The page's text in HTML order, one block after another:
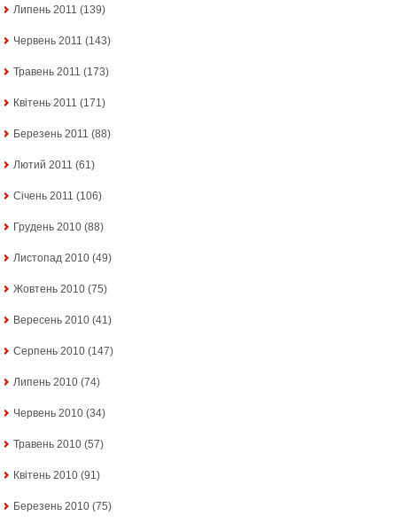
Липень 2011 (139)
Червень 2011 (143)
Травень 2011 (173)
Квітень 2011 (171)
Березень 2011 (88)
Лютий 2011 (61)
Січень 2011 (106)
Грудень 2010 (88)
Листопад 2010 (49)
Жовтень 2010 (75)
Вересень 2010 (41)
Серпень 2010 (147)
Липень 2010 (74)
Червень 2010 (34)
Травень 2010 (57)
Квітень 2010 (91)
Березень 2010 (75)